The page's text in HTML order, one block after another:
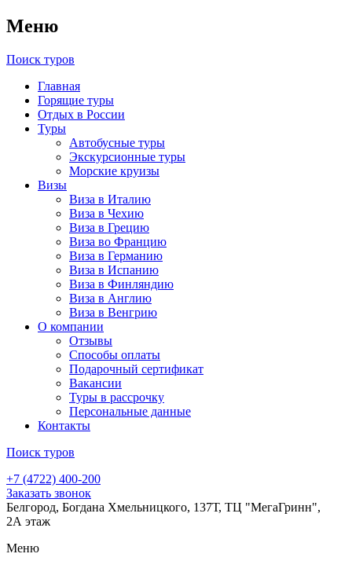
Меню
Поиск туров
Главная
Горящие туры
Отдых в России
Туры
Автобусные туры
Экскурсионные туры
Морские круизы
Визы
Виза в Италию
Виза в Чехию
Виза в Грецию
Виза во Францию
Виза в Германию
Виза в Испанию
Виза в Финляндию
Виза в Англию
Виза в Венгрию
О компании
Отзывы
Способы оплаты
Подарочный сертификат
Вакансии
Туры в рассрочку
Персональные данные
Контакты
Поиск туров
+7 (4722) 400-200
Заказать звонок
Белгород, Богдана Хмельницкого, 137Т, ТЦ "МегаГринн",
2А этаж
Меню